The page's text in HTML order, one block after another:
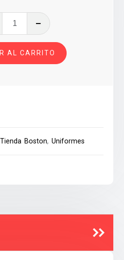
ESCOCESA
ORDANS
T-
AL CARRITO
Tienda Boston,Uniformes